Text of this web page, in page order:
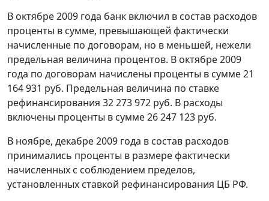
В октябре 2009 года банк включил в состав расходов
проценты в сумме, превышающей фактически
начисленные по договорам, но в меньшей, нежели
предельная величина процентов. В октябре 2009
года по договорам начислены проценты в сумме 21
164 931 руб. Предельная величина по ставке
рефинансирования 32 273 972 руб. В расходы
включены проценты в сумме 26 247 123 руб.
В ноябре, декабре 2009 года в состав расходов
принимались проценты в размере фактически
начисленных с соблюдением пределов,
установленных ставкой рефинансирования ЦБ РФ.